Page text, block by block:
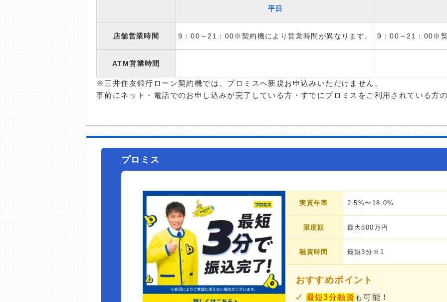
平日
店舗営業時間 9：00～21：00※契約機により営業時間が異なります。 9：00～21：00※
ATM営業時間
※三井住友銀行ローン契約機では、プロミスへ新規お申込みいただけません。
事前にネット・電話でのお申し込みが完了している方・すでにプロミスをご利用されている方
プロミス
実質年率 2.5%〜18.0%
限度額 最大800万円
融資時間 最短3分※1
おすすめポイント
最短3分融資 も可能！